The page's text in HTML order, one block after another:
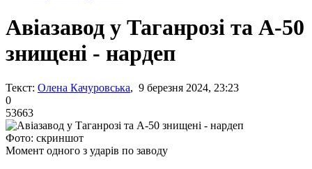
Авіазавод у Таганрозі та А-50
знищені - нардеп
Текст: Олена Качуровська, 9 березня 2024, 23:23
0
53663
Фото: скриншот
Момент одного з ударів по заводу